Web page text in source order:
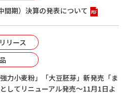
間期）決算の発表について
リース
力小麦粉」「大豆胚芽」新発売「ま
してリニューアル発売～11月1日よ